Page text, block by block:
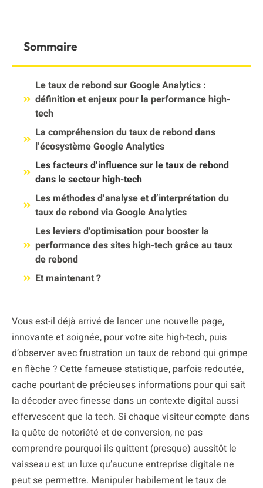
Sommaire
Le taux de rebond sur Google Analytics :
définition et enjeux pour la performance high-
tech
La compréhension du taux de rebond dans
l’écosystème Google Analytics
Les facteurs d’influence sur le taux de rebond
dans le secteur high-tech
Les méthodes d’analyse et d’interprétation du
taux de rebond via Google Analytics
Les leviers d’optimisation pour booster la
performance des sites high-tech grâce au taux
de rebond
Et maintenant ?
Vous est-il déjà arrivé de lancer une nouvelle page,
innovante et soignée, pour votre site high-tech, puis
d’observer avec frustration un taux de rebond qui grimpe
en flèche ? Cette fameuse statistique, parfois redoutée,
cache pourtant de précieuses informations pour qui sait
la décoder avec finesse dans un contexte digital aussi
effervescent que la tech. Si chaque visiteur compte dans
la quête de notoriété et de conversion, ne pas
comprendre pourquoi ils quittent (presque) aussitôt le
vaisseau est un luxe qu’aucune entreprise digitale ne
peut se permettre. Manipuler habilement le taux de